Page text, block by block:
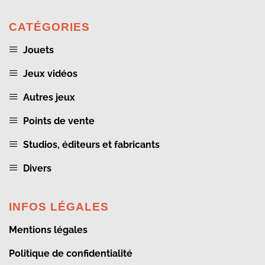
CATÉGORIES
Jouets
Jeux vidéos
Autres jeux
Points de vente
Studios, éditeurs et fabricants
Divers
INFOS LÉGALES
Mentions légales
Politique de confidentialité